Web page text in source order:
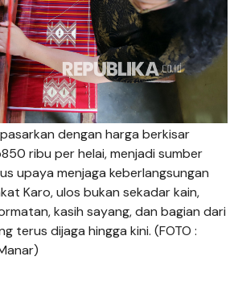
dengan harga berkisar
ribu per helai, menjadi sumber
upaya menjaga keberlangsungan
Karo, ulos bukan sekadar kain,
kasih sayang, dan bagian dari
terus dijaga hingga kini. (FOTO :